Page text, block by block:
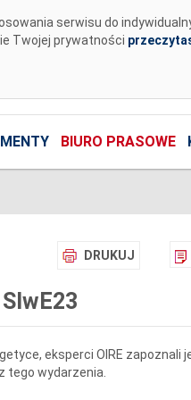
serwisu do
Twojej prywatności
BIURO PRASOWE
DRUKUJ
eksperci OIRE zapoznali
tego wydarzenia.